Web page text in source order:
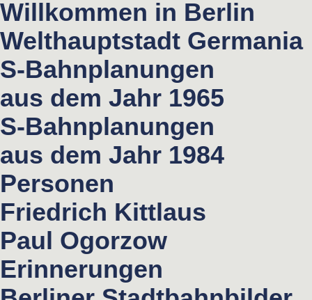
Willkommen in Berlin
Welthauptstadt Germania
S-Bahnplanungen
aus dem Jahr 1965
S-Bahnplanungen
aus dem Jahr 1984
Personen
Friedrich Kittlaus
Paul Ogorzow
Erinnerungen